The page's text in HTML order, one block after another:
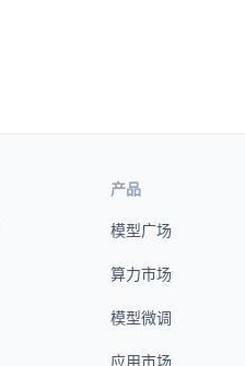
产品
模型广场
算力市场
模型微调
应用市场